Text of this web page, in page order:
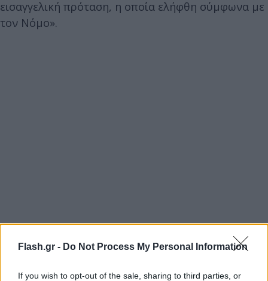
Flash.gr - Do Not Process My Personal Information
If you wish to opt-out of the sale, sharing to third parties, or
εισαγγελική πρόταση, η οποία ελήφθη σύμφωνα με
τον Νόμο».